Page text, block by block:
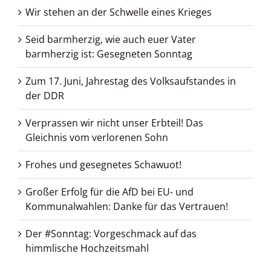
Wir stehen an der Schwelle eines Krieges
Seid barmherzig, wie auch euer Vater
barmherzig ist: Gesegneten Sonntag
Zum 17. Juni, Jahrestag des Volksaufstandes in
der DDR
Verprassen wir nicht unser Erbteil! Das
Gleichnis vom verlorenen Sohn
Frohes und gesegnetes Schawuot!
Großer Erfolg für die AfD bei EU- und
Kommunalwahlen: Danke für das Vertrauen!
Der #Sonntag: Vorgeschmack auf das
himmlische Hochzeitsmahl